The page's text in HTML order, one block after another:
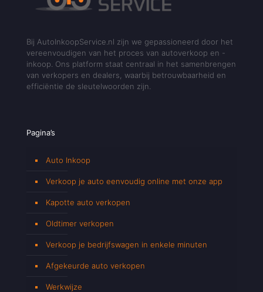
Bij AutoInkoopService.nl zijn we gepassioneerd door het
vereenvoudigen van het proces van autoverkoop en -
inkoop. Ons platform staat centraal in het samenbrengen
van verkopers en dealers, waarbij betrouwbaarheid en
efficiëntie de sleutelwoorden zijn.
Pagina’s
Auto Inkoop
Verkoop je auto eenvoudig online met onze app
Kapotte auto verkopen
Oldtimer verkopen
Verkoop je bedrijfswagen in enkele minuten
Afgekeurde auto verkopen
Werkwijze